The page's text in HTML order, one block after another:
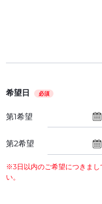
希望日 必須
第1希望
第2希望
※3日以内のご希望につきまし
い。